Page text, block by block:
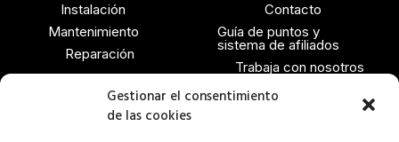
Gestionar el consentimiento
de las cookies
Instalación
Mantenimiento
Reparación
Contacto
Guía de puntos y
sistema de afiliados
Trabaja con nosotros
Cuenta